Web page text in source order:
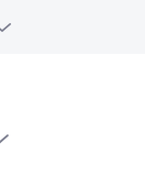
zásilky